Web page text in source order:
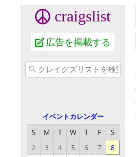
craigslist
広告を掲載する
イベントカレンダー
S M T W T F S
2 3 4 5 6 7
8